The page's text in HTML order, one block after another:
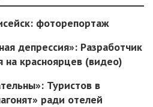
фоторепортаж
депрессия»: Разработчик
на красноярцев (видео)
Туристов в
ради отелей